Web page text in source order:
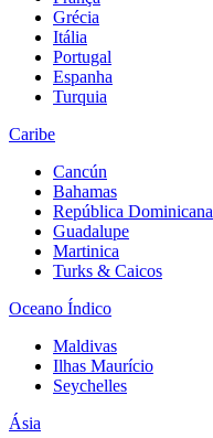
Grécia
Itália
Portugal
Espanha
Turquia
Caribe
Cancún
Bahamas
República Dominicana
Guadalupe
Martinica
Turks & Caicos
Oceano Índico
Maldivas
Ilhas Maurício
Seychelles
Ásia